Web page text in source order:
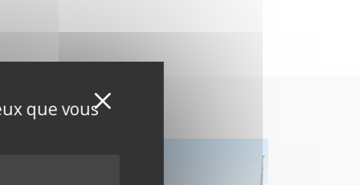
que vousXMasquer le bandeau